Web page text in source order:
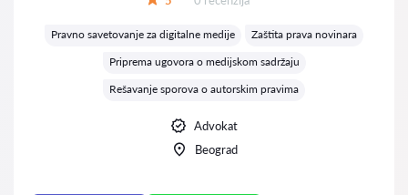
Pravno savetovanje za digitalne medije
Zaštita prava novinara
Priprema ugovora o medijskom sadržaju
Rešavanje sporova o autorskim pravima
Advokat
Beograd